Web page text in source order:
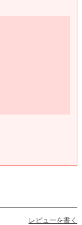
レビューを書く